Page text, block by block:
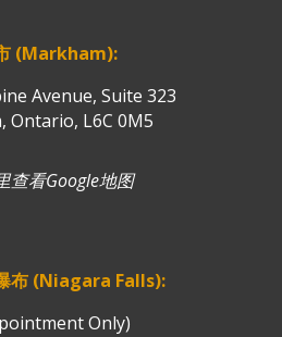
(Markham):
Avenue, Suite 323
Ontario, L6C 0M5
查看Google地图
布 (Niagara Falls):
Only)